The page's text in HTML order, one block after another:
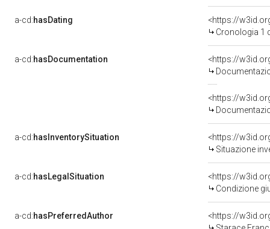
a-cd:hasDating
<https://
Cronologia 1
a-cd:hasDocumentation
a-cd:hasInventorySituation
<https://
Situazione
a-cd:hasLegalSituation
<https://
Condizione
a-cd:hasPreferredAuthor
<https://